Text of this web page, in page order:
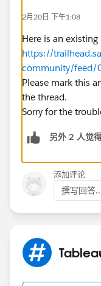
2月20日 下午1:08
Here is an
https://
community/feed/
Please mark this
the thread.
Sorry for the
另外 2 人觉
添加评论
撰写回答